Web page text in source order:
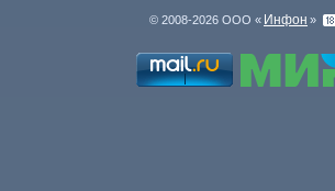
© 2008-2026 ООО « Инфон »